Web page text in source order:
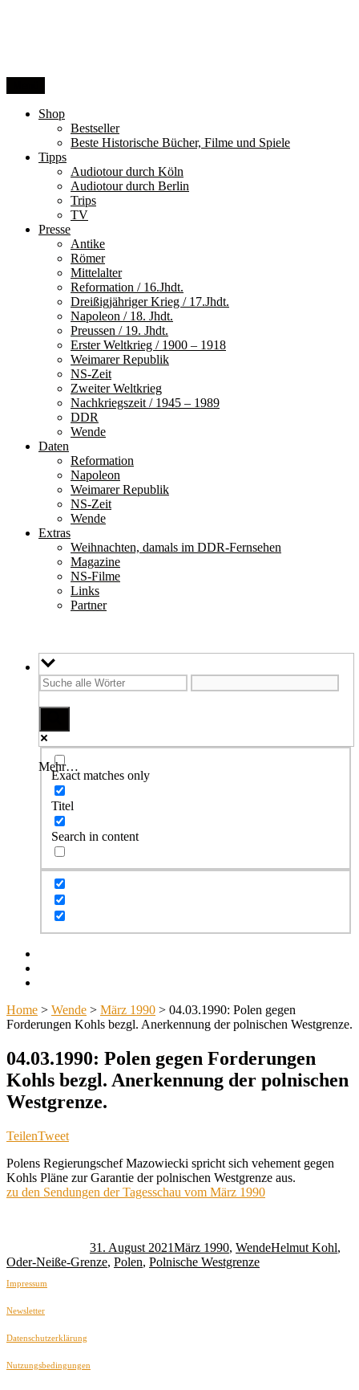
Shop
Bestseller
Beste Historische Bücher, Filme und Spiele
Tipps
Audiotour durch Köln
Audiotour durch Berlin
Trips
TV
Presse
Antike
Römer
Mittelalter
Reformation / 16.Jhdt.
Dreißigjähriger Krieg / 17.Jhdt.
Napoleon / 18. Jhdt.
Preussen / 19. Jhdt.
Erster Weltkrieg / 1900 – 1918
Weimarer Republik
NS-Zeit
Zweiter Weltkrieg
Nachkriegszeit / 1945 – 1989
DDR
Wende
Daten
Reformation
Napoleon
Weimarer Republik
NS-Zeit
Wende
Extras
Weihnachten, damals im DDR-Fernsehen
Magazine
NS-Filme
Links
Partner
Mehr…
Exact matches only
Titel
Search in content
Home > Wende > März 1990 > 04.03.1990: Polen gegen
Forderungen Kohls bezgl. Anerkennung der polnischen Westgrenze.
04.03.1990: Polen gegen Forderungen
Kohls bezgl. Anerkennung der polnischen
Westgrenze.
TeilenTweet
Polens Regierungschef Mazowiecki spricht sich vehement gegen
Kohls Pläne zur Garantie der polnischen Westgrenze aus.
zu den Sendungen der Tagesschau vom März 1990
31. August 2021März 1990, WendeHelmut Kohl,
Oder-Neiße-Grenze, Polen, Polnische Westgrenze
Impressum
Newsletter
Datenschutzerklärung
Nutzungsbedingungen